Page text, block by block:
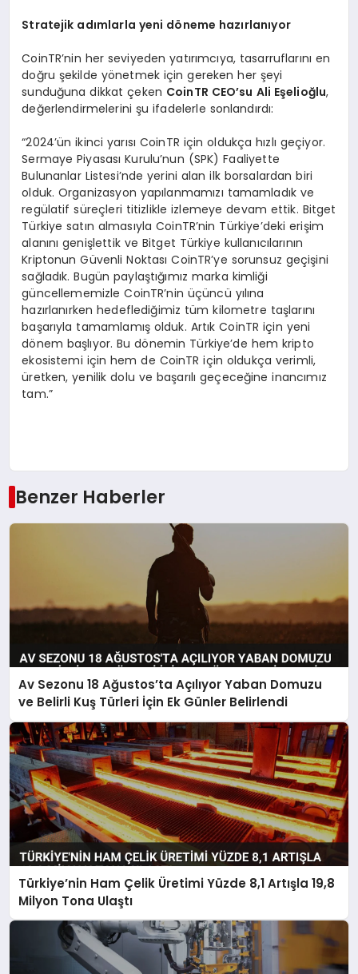
Stratejik adımlarla yeni döneme hazırlanıyor
CoinTR’nin her seviyeden yatırımcıya, tasarruflarını en
doğru şekilde yönetmek için gereken her şeyi
sunduğuna dikkat çeken CoinTR CEO’su Ali Eşelioğlu,
değerlendirmelerini şu ifadelerle sonlandırdı:
“2024’ün ikinci yarısı CoinTR için oldukça hızlı geçiyor.
Sermaye Piyasası Kurulu’nun (SPK) Faaliyette
Bulunanlar Listesi’nde yerini alan ilk borsalardan biri
olduk. Organizasyon yapılanmamızı tamamladık ve
regülatif süreçleri titizlikle izlemeye devam ettik. Bitget
Türkiye satın almasıyla CoinTR’nin Türkiye’deki erişim
alanını genişlettik ve Bitget Türkiye kullanıcılarının
Kriptonun Güvenli Noktası CoinTR’ye sorunsuz geçişini
sağladık. Bugün paylaştığımız marka kimliği
güncellememizle CoinTR’nin üçüncü yılına
hazırlanırken hedeflediğimiz tüm kilometre taşlarını
başarıyla tamamlamış olduk. Artık CoinTR için yeni
dönem başlıyor. Bu dönemin Türkiye’de hem kripto
ekosistemi için hem de CoinTR için oldukça verimli,
üretken, yenilik dolu ve başarılı geçeceğine inancımız
tam.”
Benzer Haberler
Av Sezonu 18 Ağustos’ta Açılıyor Yaban Domuzu
ve Belirli Kuş Türleri İçin Ek Günler Belirlendi
Türkiye’nin Ham Çelik Üretimi Yüzde 8,1 Artışla 19,8
Milyon Tona Ulaştı